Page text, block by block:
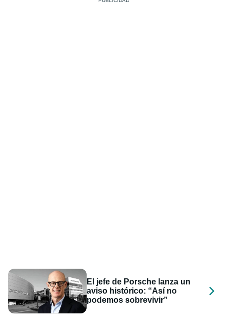
El jefe de Porsche lanza un
aviso histórico: “Así no
podemos sobrevivir”